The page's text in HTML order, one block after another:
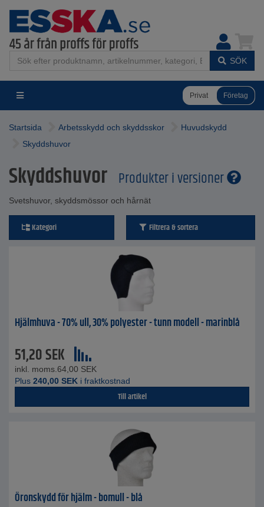
SÖK
Privat Företag
Startsida Arbetsskydd och skyddsskor
Huvudskydd
Skyddshuvor
Skyddshuvor Produkter i versioner
Svetshuvor, skyddsmössor och hårnät
Kategori Filtrera & sortera
Hjälmhuva - 70% ull, 30% polyester - tunn modell - marinblå
51,20SEK
inkl. moms. 64,00 SEK
Plus 240,00 SEK i fraktkostnad
Till artikel
Öronskydd för hjälm - bomull - blå